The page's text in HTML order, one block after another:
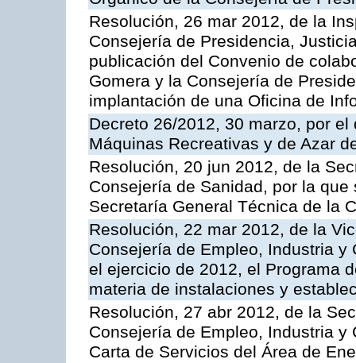
Resolución, 26 mar 2012, de la
Consejería de Presidencia,
publicación del Convenio de
Gomera y la Consejería de
implantación de una Oficina de
Decreto 26/2012, 30 marzo, por
Máquinas Recreativas y de Azar
Resolución, 20 jun 2012, de la
Consejería de Sanidad, por la
Secretaría General Técnica de la
Resolución, 22 mar 2012, de la
Consejería de Empleo, Industria
el ejercicio de 2012, el Programa
materia de instalaciones y
Resolución, 27 abr 2012, de la
Consejería de Empleo, Industria
Carta de Servicios del Área de